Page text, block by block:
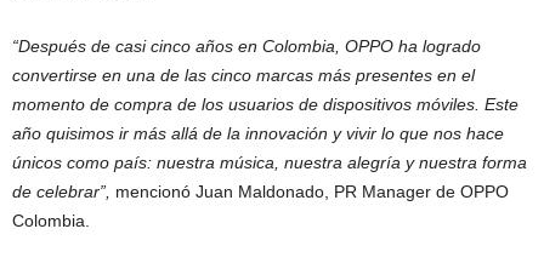
“Después de casi cinco años en Colombia, OPPO ha logrado
convertirse en una de las cinco marcas más presentes en el
momento de compra de los usuarios de dispositivos móviles. Este
año quisimos ir más allá de la innovación y vivir lo que nos hace
únicos como país: nuestra música, nuestra alegría y nuestra forma
de celebrar”, mencionó Juan Maldonado, PR Manager de OPPO
Colombia.